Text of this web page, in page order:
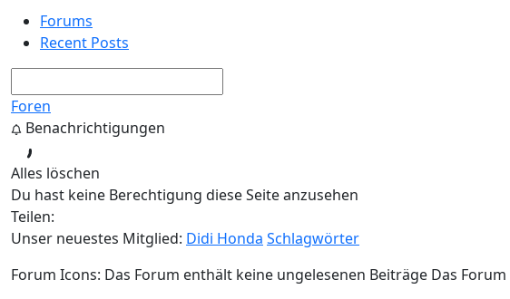
Forums
Recent Posts
Foren
Benachrichtigungen
Alles löschen
Du hast keine Berechtigung diese Seite anzusehen
Teilen:
Unser neuestes Mitglied: Didi Honda Schlagwörter
Forum Icons: Das Forum enthält keine ungelesenen Beiträge Das